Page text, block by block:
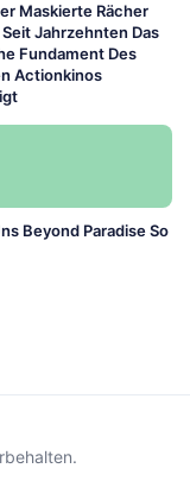
Maskierte Rächer
Jahrzehnten Das
Fundament Des
Actionkinos
Beyond Paradise So